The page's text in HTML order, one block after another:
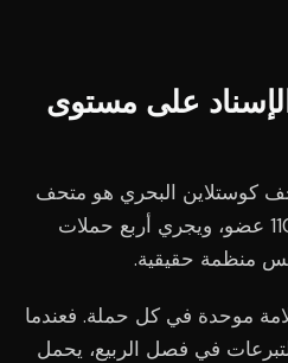
على مستوى
كوستلاين البحري هو متحف
إقليمي افتراضي يضم 11000 عضو، ويجري أربع حملات
منظمة حقيقية.
موحدة في كل حملة. فعندما
في فصل الربيع، يحمل